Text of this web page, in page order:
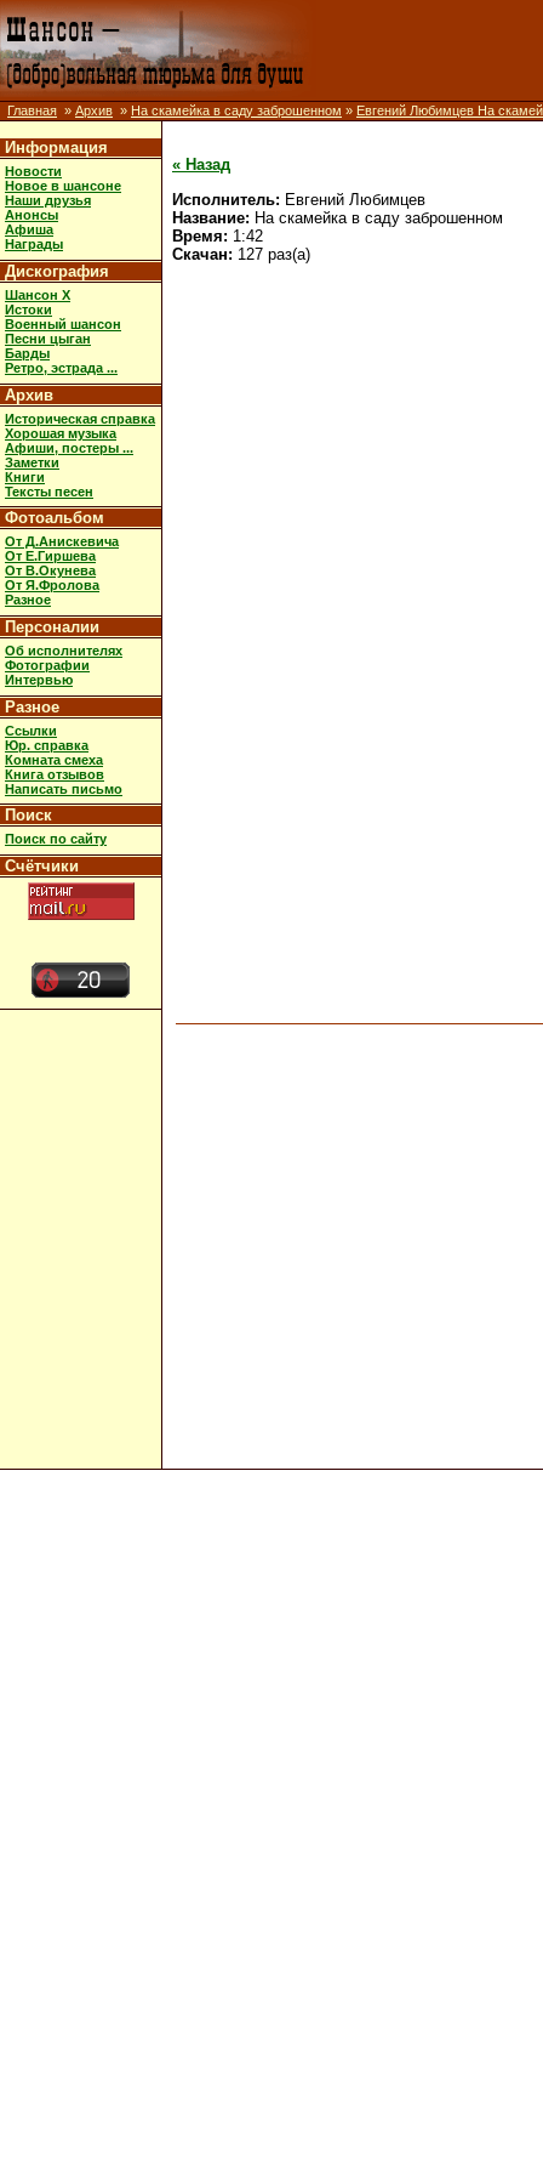
Главная » Архив » На скамейка в саду заброшенном » Евгений Любимцев На
Информация
Новости
Новое в шансоне
Наши друзья
Анонсы
Афиша
Награды
Дискография
Шансон X
Истоки
Военный шансон
Песни цыган
Барды
Ретро, эстрада ...
Архив
Историческая справка
Хорошая музыка
Афиши, постеры ...
Заметки
Книги
Тексты песен
Фотоальбом
От Д.Анискевича
От Е.Гиршева
От В.Окунева
От Я.Фролова
Разное
Персоналии
Об исполнителях
Фотографии
Интервью
Разное
Ссылки
Юр. справка
Комната смеха
Книга отзывов
Написать письмо
Поиск
Поиск по сайту
Счётчики
« Назад
Исполнитель: Евгений Любимцев
Название: На скамейка в саду заброшенном
Время: 1:42
Скачан: 127 раз(а)